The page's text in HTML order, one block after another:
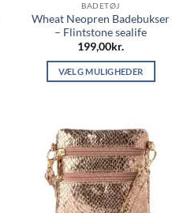
BADETØJ
Wheat Neopren Badebukser
– Flintstone sealife
199,00kr.
VÆLG MULIGHEDER
flere
varianter.
Mulighederne
kan
vælges